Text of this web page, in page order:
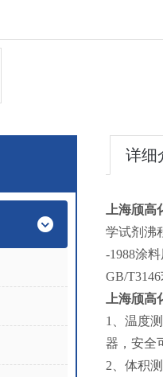
详细
上海颀高
学试剂沸
-1988涂
GB/
上海颀高
1、温度
器，安全
2、体积